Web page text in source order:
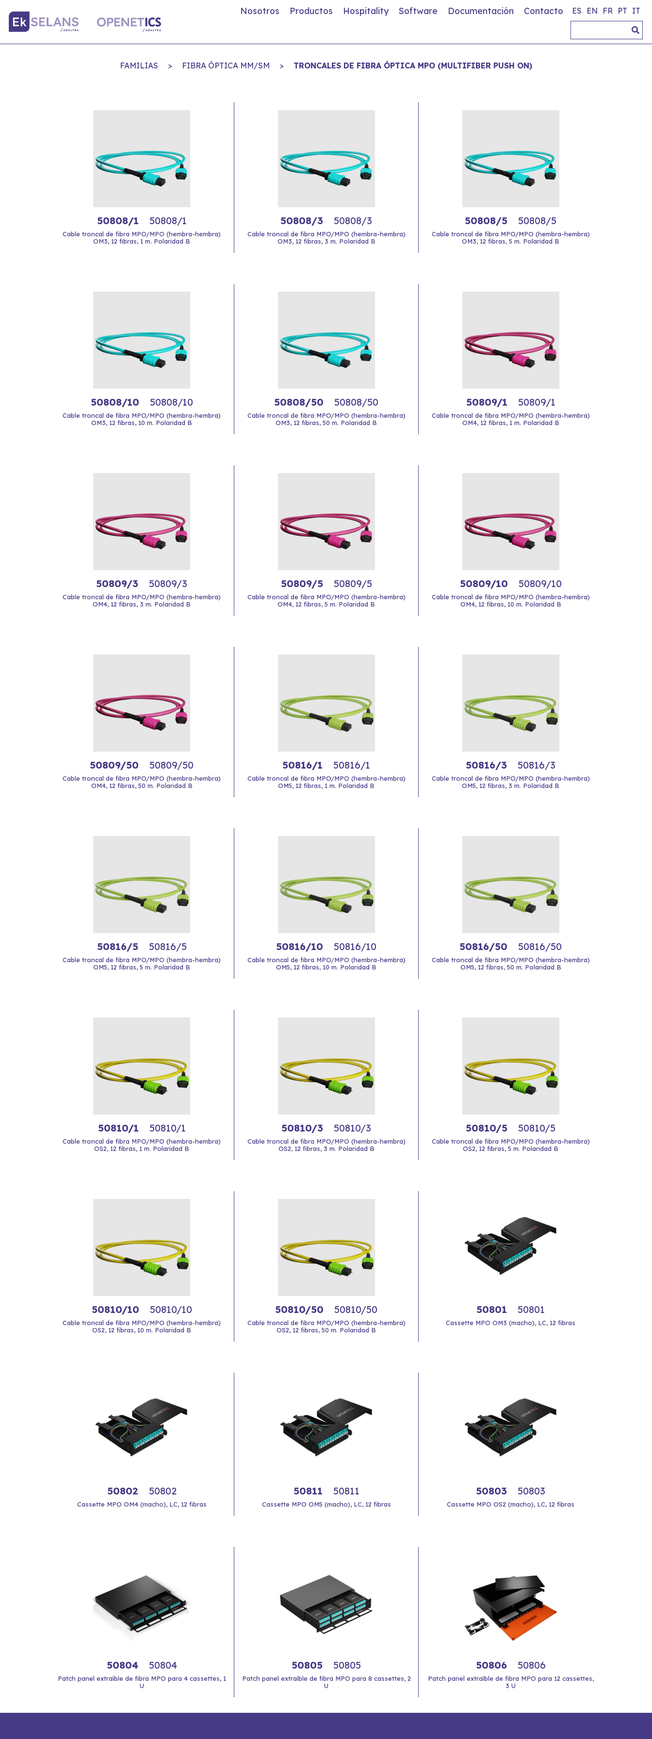
Nosotros Productos Hospitality Software Documentación Contacto ES EN FR PT IT
FAMILIAS > FIBRA ÓPTICA MM/SM > TRONCALES DE FIBRA ÓPTICA MPO (MULTIFIBER PUSH ON)
50808/1 50808/1
Cable troncal de fibra MPO/MPO (hembra-hembra)
OM3, 12 fibras, 1 m. Polaridad B
50808/3 50808/3
Cable troncal de fibra MPO/MPO (hembra-hembra)
OM3, 12 fibras, 3 m. Polaridad B
50808/5 50808/5
Cable troncal de fibra MPO/MPO (hembra-hembra)
OM3, 12 fibras, 5 m. Polaridad B
50808/10 50808/10
Cable troncal de fibra MPO/MPO (hembra-hembra)
OM3, 12 fibras, 10 m. Polaridad B
50808/50 50808/50
Cable troncal de fibra MPO/MPO (hembra-hembra)
OM3, 12 fibras, 50 m. Polaridad B
50809/1 50809/1
Cable troncal de fibra MPO/MPO (hembra-hembra)
OM4, 12 fibras, 1 m. Polaridad B
50809/3 50809/3
Cable troncal de fibra MPO/MPO (hembra-hembra)
OM4, 12 fibras, 3 m. Polaridad B
50809/5 50809/5
Cable troncal de fibra MPO/MPO (hembra-hembra)
OM4, 12 fibras, 5 m. Polaridad B
50809/10 50809/10
Cable troncal de fibra MPO/MPO (hembra-hembra)
OM4, 12 fibras, 10 m. Polaridad B
50809/50 50809/50
Cable troncal de fibra MPO/MPO (hembra-hembra)
OM4, 12 fibras, 50 m. Polaridad B
50816/1 50816/1
Cable troncal de fibra MPO/MPO (hembra-hembra)
OM5, 12 fibras, 1 m. Polaridad B
50816/3 50816/3
Cable troncal de fibra MPO/MPO (hembra-hembra)
OM5, 12 fibras, 3 m. Polaridad B
50816/5 50816/5
Cable troncal de fibra MPO/MPO (hembra-hembra)
OM5, 12 fibras, 5 m. Polaridad B
50816/10 50816/10
Cable troncal de fibra MPO/MPO (hembra-hembra)
OM5, 12 fibras, 10 m. Polaridad B
50816/50 50816/50
Cable troncal de fibra MPO/MPO (hembra-hembra)
OM5, 12 fibras, 50 m. Polaridad B
50810/1 50810/1
Cable troncal de fibra MPO/MPO (hembra-hembra)
OS2, 12 fibras, 1 m. Polaridad B
50810/3 50810/3
Cable troncal de fibra MPO/MPO (hembra-hembra)
OS2, 12 fibras, 3 m. Polaridad B
50810/5 50810/5
Cable troncal de fibra MPO/MPO (hembra-hembra)
OS2, 12 fibras, 5 m. Polaridad B
50810/10 50810/10
Cable troncal de fibra MPO/MPO (hembra-hembra)
OS2, 12 fibras, 10 m. Polaridad B
50810/50 50810/50
Cable troncal de fibra MPO/MPO (hembra-hembra)
OS2, 12 fibras, 50 m. Polaridad B
50801 50801
Cassette MPO OM3 (macho), LC, 12 fibras
50802 50802
Cassette MPO OM4 (macho), LC, 12 fibras
50811 50811
Cassette MPO OM5 (macho), LC, 12 fibras
50803 50803
Cassette MPO OS2 (macho), LC, 12 fibras
50804 50804
Patch panel extraíble de fibra MPO para 4 cassettes, 1
U
50805 50805
Patch panel extraíble de fibra MPO para 8 cassettes, 2
U
50806 50806
Patch panel extraíble de fibra MPO para 12 cassettes,
3 U